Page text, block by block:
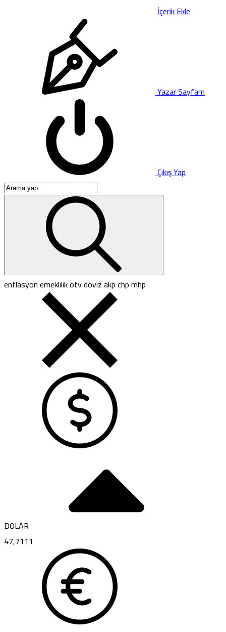
İçerik Ekle
Yazar Sayfam
Çıkış Yap
enflasyonemeklilikötvdövizakpchpmhp
DOLAR
47,7111